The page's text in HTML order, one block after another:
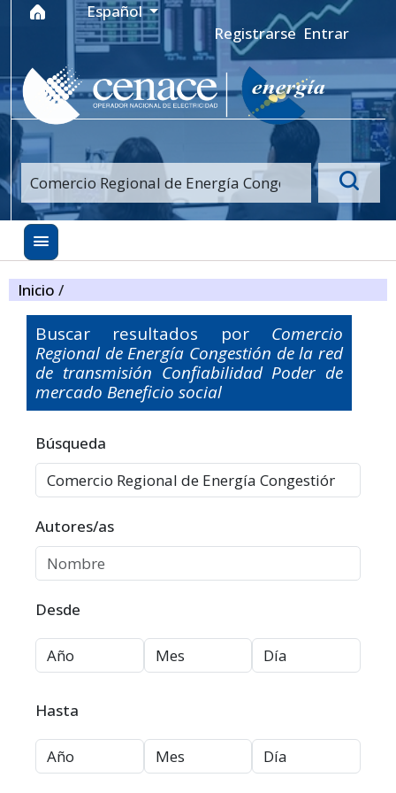
Ir al menú de navegación principal
Ir al contenido principal
Ir al pie de página del sitio
Idioma
Español
Registrarse Entrar
Inicio /
Buscar resultados por Comercio
Regional de Energía Congestión de la red
de transmisión Confiabilidad Poder de
mercado Beneficio social
Filtros avanzados
Búsqueda
Autores/as
Desde
Hasta